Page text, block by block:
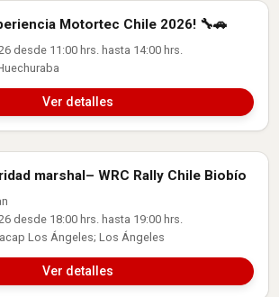
Motortec Chile 2026! 🔧🚗
desde 11:00 hrs. hasta 14:00 hrs.
Ver detalles
marshal– WRC Rally Chile Biobío
desde 18:00 hrs. hasta 19:00 hrs.
Los Ángeles; Los Ángeles
Ver detalles